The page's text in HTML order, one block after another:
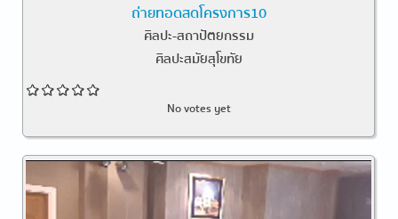
ถ่ายทอดสดโครงการ10
ศิลปะ-สถาปัตยกรรม
ศิลปะสมัยสุโขทัย
No votes yet